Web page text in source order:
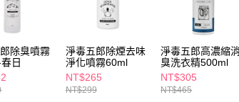
交易，需依本服務
求債權轉讓予恩沛
２．關於個人資料
https://aftee.tw/
３．未成年的使用
「AFTEE先享後
任。
４．使用「
每筆NT$65，滿
付款後7-11取貨
每筆NT$65，滿
宅配(本島)
除臭噴霧
日
淨毒五郎除煙去味
淨化噴霧60ml
NT$265
NT$299
淨毒五郎高濃縮消
臭洗衣精500ml
NT$305
NT$465